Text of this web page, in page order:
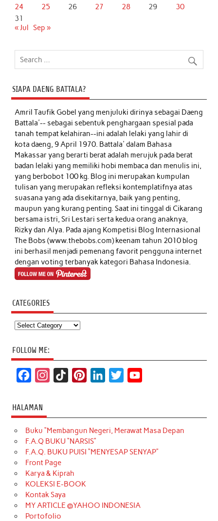
24 25 26 27 28 29
30
31
« Jul
Sep »
SIAPA DAENG BATTALA?
Amril Taufik Gobelyang menjuluki dirinya sebagai Daeng
Battala'-- sebagai sebentuk penghargaan spesial pada
tanah tempat kelahiran--ini adalah lelaki yang lahir di
kota daeng, 9 April 1970. Battala' dalam Bahasa
Makassar yang berarti berat adalah merujuk pada berat
badan lelaki yang memiliki hobi membaca dan menulis ini,
yang berbobot 100 kg. Blog ini merupakan kumpulan
tulisan yang merupakan refleksi kontemplatifnya atas
suasana yang ada disekitarnya, baik yang penting,
maupun yang kurang penting. Saat ini tinggal di Cikarang
bersama istri, Sri Lestari serta kedua orang anaknya,
Rizky dan Alya. Pada ajang Kompetisi Blog Internasional
The Bobs (www.thebobs.com) keenam tahun 2010 blog
ini berhasil menjadi pemenang favorit pengguna internet
dengan voting terbanyak kategori Bahasa Indonesia.
CATEGORIES
Categories
FOLLOW ME:
c
e
b
o
o
k
t
a
g
r
a
m
T
o
k
t
e
r
k
e
d
t
t
e
T
u
b
HALAMAN
Buku “Membangun Negeri, Merawat Masa Depan
F.A.Q BUKU “NARSIS”
F.A.Q. BUKU PUISI “MENYESAP SENYAP”
Front Page
Karya & Kiprah
KOLEKSI E-BOOK
Kontak Saya
MY ARTICLE @YAHOO INDONESIA
Portofolio